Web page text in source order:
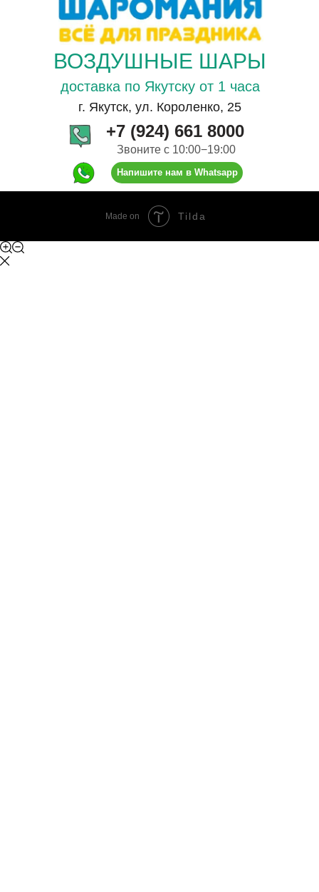
ВОЗДУШНЫЕ ШАРЫ
доставка по Якутску от 1 часа
г. Якутск, ул. Короленко, 25
+7 (924) 661 8000
Напишите нам в Whatsapp
Звоните с 10:00−19:00
Made on Tilda